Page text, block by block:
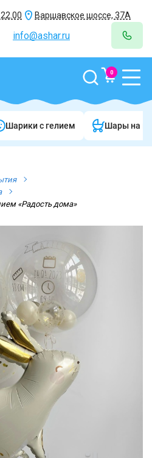
Варшавское шоссе, 37А
info@ashar.ru
0
Шарики c гелием Шары на
«Радость дома»